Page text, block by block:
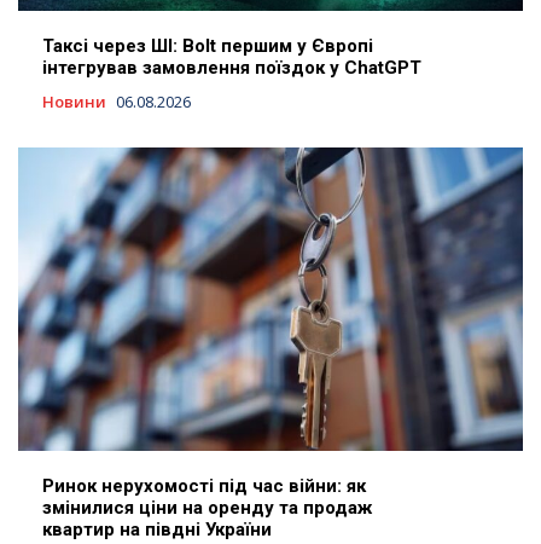
Таксі через ШІ: Bolt першим у Європі
інтегрував замовлення поїздок у ChatGPT
Новини 06.08.2026
Ринок нерухомості під час війни: як
змінилися ціни на оренду та продаж
квартир на півдні України